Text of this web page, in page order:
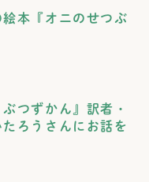
本『オニのせつぶ
ぶつずかん』訳者・
ろうさんにお話を